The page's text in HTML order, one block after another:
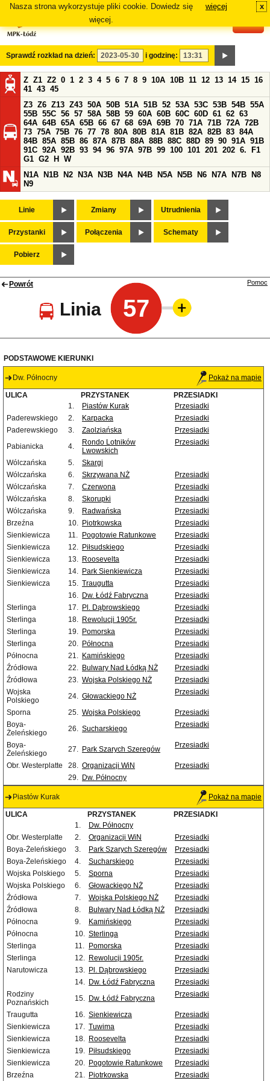
Nasza strona wykorzystuje pliki cookie. Dowiedz się
więcej.
więcej x
Sprawdź rozkład na dzień: i godzinę:
Z Z1 Z2 0 1 2 3 4 5 6 7 8 9 10A 10B 11 12 13 14 15 16
41 43 45
Z3 Z6 Z13 Z43 50A 50B 51A 51B 52 53A 53C 53B 54B 55A
55B 55C 56 57 58A 58B 59 60A 60B 60C 60D 61 62 63
64A 64B 65A 65B 66 67 68 69A 69B 70 71A 71B 72A 72B
73 75A 75B 76 77 78 80A 80B 81A 81B 82A 82B 83 84A
84B 85A 85B 86 87A 87B 88A 88B 88C 88D 89 90 91A 91B
91C 92A 92B 93 94 96 97A 97B 99 100 101 201 202 6.
F1
G1 G2 H
W
N1A
N1B N2 N3A N3B N4A N4B N5A N5B N6 N7A N7B
N8
N9
Linie Zmiany Utrudnienia
Przystanki Połączenia Schematy
Pobierz
Powrót
Linia 57
Pomoc
PODSTAWOWE KIERUNKI
Dw. Północny Pokaż na mapie
ULICA PRZYSTANEK
PRZESIADKI
1.
Piastów Kurak
Przesiadki
Paderewskiego
2. Karpacka
Przesiadki
Paderewskiego
3. Zaolziańska
Przesiadki
Pabianicka
4.
Rondo Lotników
Lwowskich
Przesiadki
Wólczańska 5.
Skargi
Wólczańska
6. Skrzywana NŻ
Przesiadki
Wólczańska
7. Czerwona
Przesiadki
Wólczańska
8. Skorupki
Przesiadki
Wólczańska
9. Radwańska
Przesiadki
Brzeźna
10. Piotrkowska
Przesiadki
Sienkiewicza
11. Pogotowie Ratunkowe
Przesiadki
Sienkiewicza
12. Piłsudskiego
Przesiadki
Sienkiewicza
13. Roosevelta
Przesiadki
Sienkiewicza
14. Park Sienkiewicza
Przesiadki
Sienkiewicza
15. Traugutta
Przesiadki
16. Dw. Łódź Fabryczna
Przesiadki
Sterlinga
17. Pl. Dąbrowskiego
Przesiadki
Sterlinga
18. Rewolucji 1905r.
Przesiadki
Sterlinga
19. Pomorska
Przesiadki
Sterlinga
20. Północna
Przesiadki
Północna
21. Kamińskiego
Przesiadki
Źródłowa
22. Bulwary Nad Łódką NŻ
Przesiadki
Źródłowa
23. Wojska Polskiego NŻ
Przesiadki
Wojska
Polskiego
24. Głowackiego NŻ Przesiadki
Sporna 25. Wojska Polskiego
Przesiadki
Boya-
Żeleńskiego
26. Sucharskiego Przesiadki
Boya-
Żeleńskiego
27. Park Szarych Szeregów Przesiadki
Obr. Westerplatte 28. Organizacji WiN
Przesiadki
29. Dw. Północny
Piastów Kurak Pokaż na mapie
ULICA PRZYSTANEK
PRZESIADKI
1.
Dw. Północny
Obr. Westerplatte
2. Organizacji WiN
Przesiadki
Boya-Żeleńskiego
3. Park Szarych Szeregów
Przesiadki
Boya-Żeleńskiego
4. Sucharskiego
Przesiadki
Wojska Polskiego
5. Sporna
Przesiadki
Wojska Polskiego
6. Głowackiego NŻ
Przesiadki
Źródłowa
7. Wojska Polskiego NŻ
Przesiadki
Źródłowa
8. Bulwary Nad Łódką NŻ
Przesiadki
Północna
9. Kamińskiego
Przesiadki
Północna
10. Sterlinga
Przesiadki
Sterlinga
11. Pomorska
Przesiadki
Sterlinga
12. Rewolucji 1905r.
Przesiadki
Narutowicza
13. Pl. Dąbrowskiego
Przesiadki
14. Dw. Łódź Fabryczna
Przesiadki
Rodziny
Poznańskich
15. Dw. Łódź Fabryczna Przesiadki
Traugutta 16. Sienkiewicza
Przesiadki
Sienkiewicza
17. Tuwima
Przesiadki
Sienkiewicza
18. Roosevelta
Przesiadki
Sienkiewicza
19. Piłsudskiego
Przesiadki
Sienkiewicza
20. Pogotowie Ratunkowe
Przesiadki
Brzeźna
21. Piotrkowska Przesiadki